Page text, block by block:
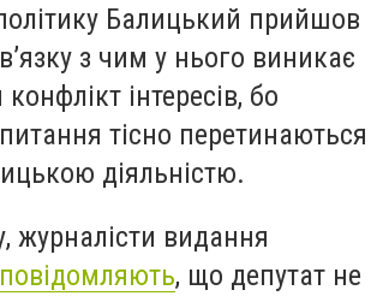
Балицький прийшов
з чим у нього виникає
інтересів, бо
тісно перетинаються
діяльністю.
журналісти видання
повідомляють, що депутат не